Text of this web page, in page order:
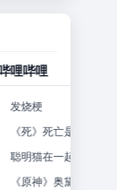
157.9万
243.7万
301.2万
象」 195.8万